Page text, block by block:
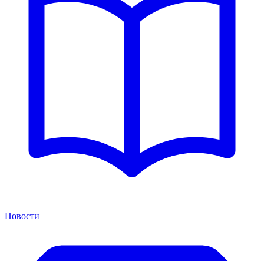
Новости